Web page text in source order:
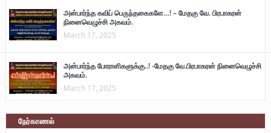
அன்பார்ந்த கவிப் பெருந்தகைகளே…! – மேதகு வே. பிரபாகரன்
நினைவெழுச்சி அகவம்.
March 17, 2025
அன்பார்ந்த போராளிகளுக்கு..! -மேதகு வே.பிரபாகரன் நினைவெழுச்சி
அகவம்.
March 17, 2025
நேர்காணல்